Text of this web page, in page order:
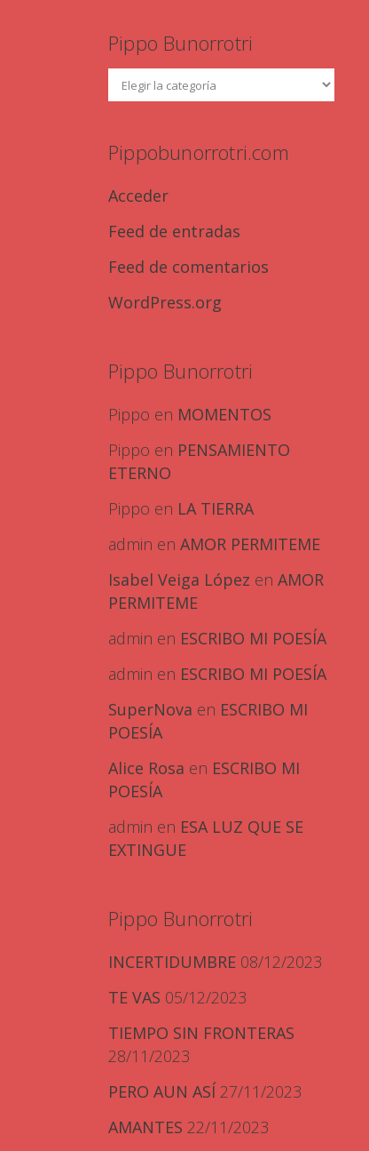
Pippo Bunorrotri
Pippobunorrotri.com
Acceder
Feed de entradas
Feed de comentarios
WordPress.org
Pippo Bunorrotri
Pippo en MOMENTOS
Pippo en PENSAMIENTO
ETERNO
Pippo en LA TIERRA
admin en AMOR PERMITEME
Isabel Veiga López en AMOR
PERMITEME
admin en ESCRIBO MI POESÍA
admin en ESCRIBO MI POESÍA
SuperNova en ESCRIBO MI
POESÍA
Alice Rosa en ESCRIBO MI
POESÍA
admin en ESA LUZ QUE SE
EXTINGUE
Pippo Bunorrotri
INCERTIDUMBRE 08/12/2023
TE VAS 05/12/2023
TIEMPO SIN FRONTERAS
28/11/2023
PERO AUN ASÍ 27/11/2023
AMANTES 22/11/2023